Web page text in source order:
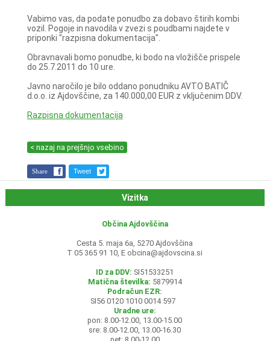
Vabimo vas, da podate ponudbo za dobavo štirih kombi
vozil. Pogoje in navodila v zvezi s poudbami najdete v
priponki "razpisna dokumentacija".
Obravnavali bomo ponudbe, ki bodo na vložišče prispele
do 25.7.2011 do 10 ure.
Javno naročilo je bilo oddano ponudniku AVTO BATIČ
d.o.o. iz Ajdovščine, za 140.000,00 EUR z vključenim DDV.
Razpisna dokumentacija
< nazaj na prejšnjo vsebino
Share Tweet
Vizitka
Občina Ajdovščina
Cesta 5. maja 6a, 5270 Ajdovščina
T 05 365 91 10, E obcina@ajdovscina.si
ID za DDV: SI51533251
Matična številka: 5879914
Podračun EZR:
SI56 0120 1010 0014 597
Uradne ure:
pon: 8.00-12.00, 13.00-15.00
sre: 8.00-12.00, 13.00-16.30